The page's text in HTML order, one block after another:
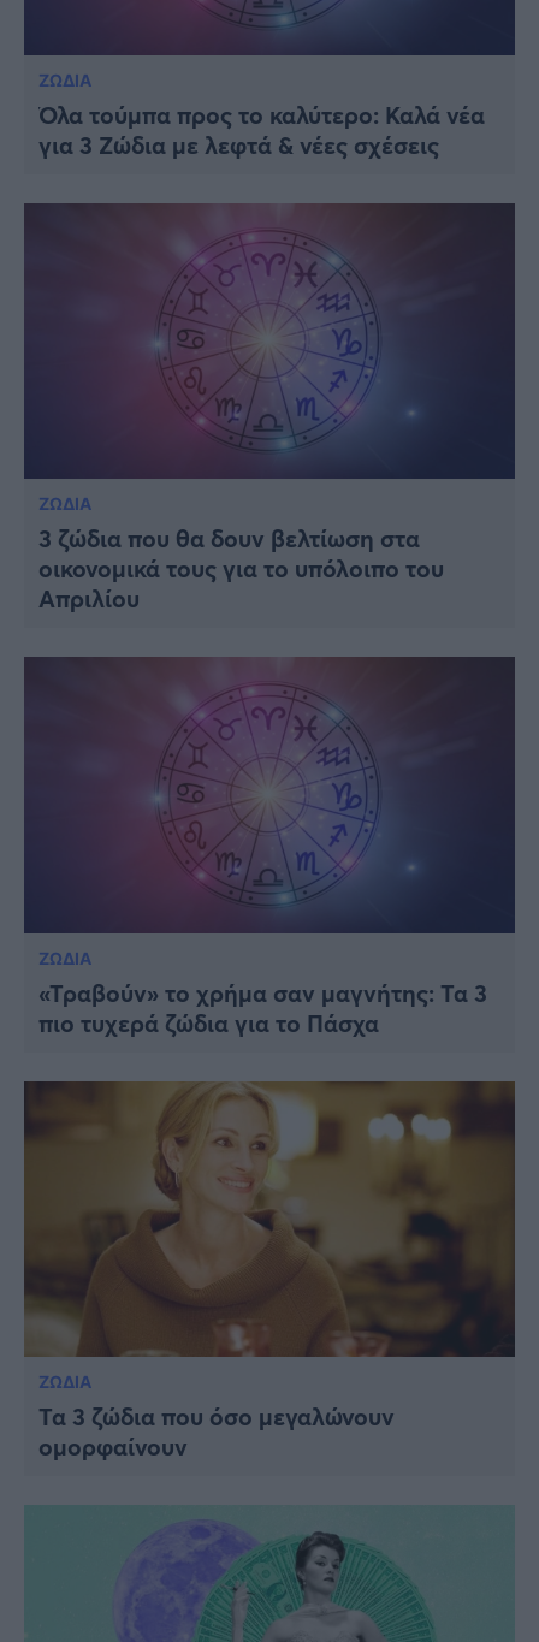
ΖΩΔΙΑ
Όλα τούμπα προς το καλύτερο: Καλά νέα
για 3 Ζώδια με λεφτά & νέες σχέσεις
ΖΩΔΙΑ
3 ζώδια που θα δουν βελτίωση στα
οικονομικά τους για το υπόλοιπο του
Απριλίου
ΖΩΔΙΑ
«Τραβούν» το χρήμα σαν μαγνήτης: Τα 3
πιο τυχερά ζώδια για το Πάσχα
ΖΩΔΙΑ
Τα 3 ζώδια που όσο μεγαλώνουν
ομορφαίνουν